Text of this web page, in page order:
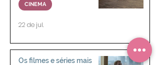
CINEMA
22 de jul.
Os filmes e séries mais